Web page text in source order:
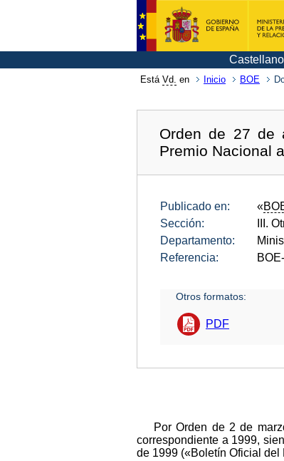
Castellano
Está Vd. en Inicio BOE
Orden de 27 de
Premio Nacional
Publicado en: «
Sección:
III.
Departamento:
Referencia:
Otros formatos:
PDF
Por Orden de 2 de
correspondiente a 1999,
de 1999 («Boletín Oficial del